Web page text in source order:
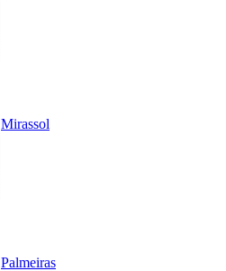
Mirassol
Palmeiras